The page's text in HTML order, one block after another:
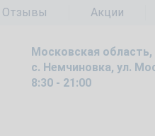
Отзывы Акции
Московская
с. Немчиновка, ул.
8:30 - 21:00